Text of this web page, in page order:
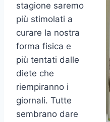
stagione saremo
più stimolati a
curare la nostra
forma fisica e
più tentati dalle
diete che
riempiranno i
giornali. Tutte
sembrano dare